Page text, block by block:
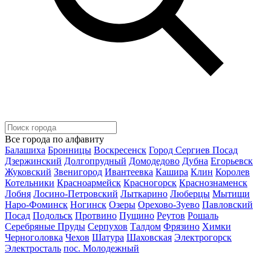
Все города по алфавиту
Балашиха Бронницы Воскресенск Город Сергиев Посад
Дзержинский Долгопрудный Домодедово Дубна Егорьевск
Жуковский Звенигород Ивантеевка Кашира Клин Королев
Котельники Красноармейск Красногорск Краснознаменск
Лобня Лосино-Петровский Лыткарино Люберцы Мытищи
Наро-Фоминск Ногинск Озеры Орехово-Зуево Павловский
Посад Подольск Протвино Пущино Реутов Рошаль
Серебряные Пруды Серпухов Талдом Фрязино Химки
Черноголовка Чехов Шатура Шаховская Электрогорск
Электросталь пос. Молодежный